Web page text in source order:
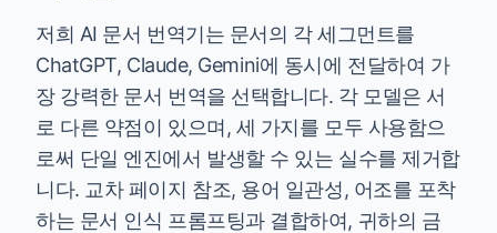
저희 AI 문서 번역기는 문서의 각 세그먼트를
ChatGPT, Claude, Gemini에 동시에 전달하여 가
장 강력한 문서 번역을 선택합니다. 각 모델은 서
로 다른 약점이 있으며, 세 가지를 모두 사용함으
로써 단일 엔진에서 발생할 수 있는 실수를 제거합
니다. 교차 페이지 참조, 용어 일관성, 어조를 포착
하는 문서 인식 프롬프팅과 결합하여, 귀하의 금